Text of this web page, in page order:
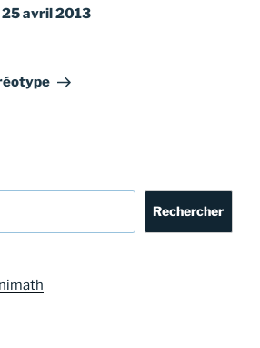
25 avril 2013
Rechercher